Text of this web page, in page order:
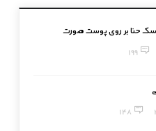
حنا بر روی پوست صورت
199
148